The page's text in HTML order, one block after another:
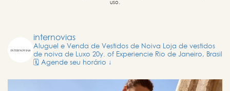
uso.
internovias
Aluguel e Venda de Vestidos de Noiva Loja de vestidos
de noiva de Luxo 20y. of Experiencie Rio de Janeiro, Brasil
🗓️ Agende seu horário ↓